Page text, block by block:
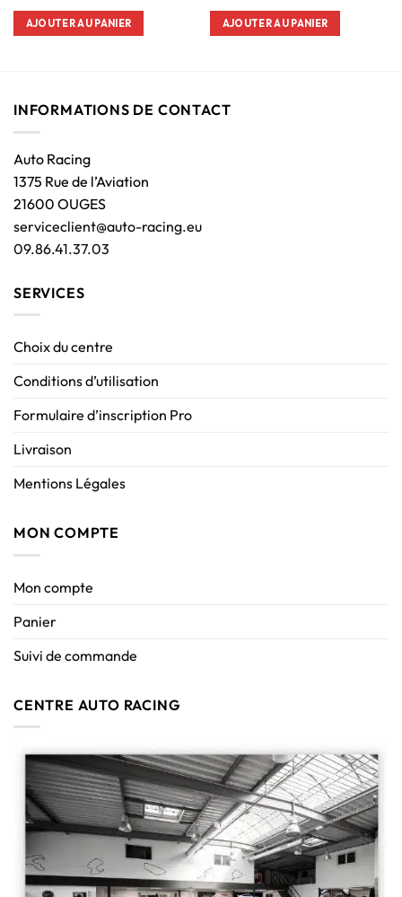
AJOUTER AU PANIER AJOUTER AU PANIER
INFORMATIONS DE CONTACT
Auto Racing
1375 Rue de l’Aviation
21600 OUGES
serviceclient@auto-racing.eu
09.86.41.37.03
SERVICES
Choix du centre
Conditions d’utilisation
Formulaire d’inscription Pro
Livraison
Mentions Légales
MON COMPTE
Mon compte
Panier
Suivi de commande
CENTRE AUTO RACING